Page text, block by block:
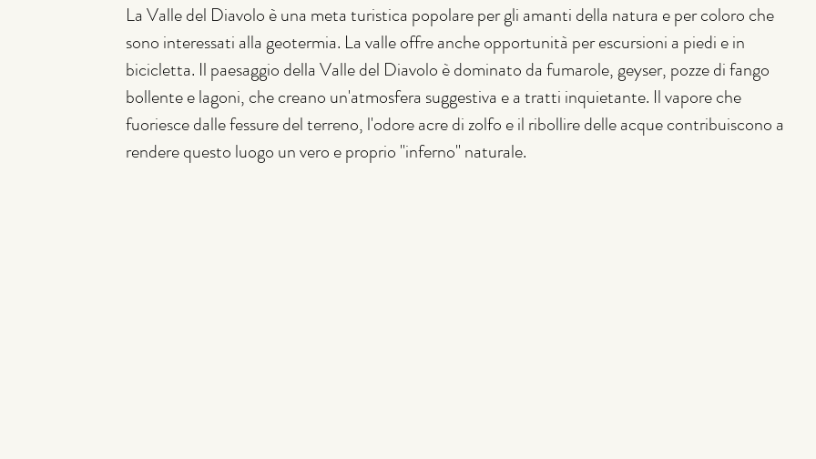
La Valle del Diavolo è una meta turistica popolare per gli amanti della natura e per coloro che
sono interessati alla geotermia. La valle offre anche opportunità per escursioni a piedi e in
bicicletta. Il paesaggio della Valle del Diavolo è dominato da fumarole, geyser, pozze di fango
bollente e lagoni, che creano un'atmosfera suggestiva e a tratti inquietante. Il vapore che
fuoriesce dalle fessure del terreno, l'odore acre di zolfo e il ribollire delle acque contribuiscono a
rendere questo luogo un vero e proprio "inferno" naturale.